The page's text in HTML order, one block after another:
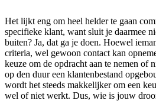
Het lijkt eng om heel helder te gaan
specifieke klant, want sluit je daarmee
buiten? Ja, dat ga je doen. Hoewel
criteria, wel gewoon contact kan
keuze om de opdracht aan te nemen of
op den duur een klantenbestand
wordt het steeds makkelijker om een
wel of niet werkt. Dus, wie is jouw